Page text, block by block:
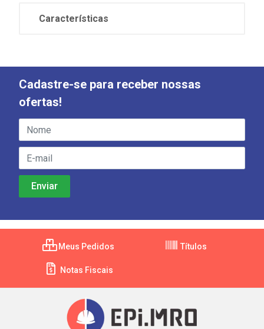
Características
Cadastre-se para receber nossas
ofertas!
Meus Pedidos Títulos
Notas Fiscais